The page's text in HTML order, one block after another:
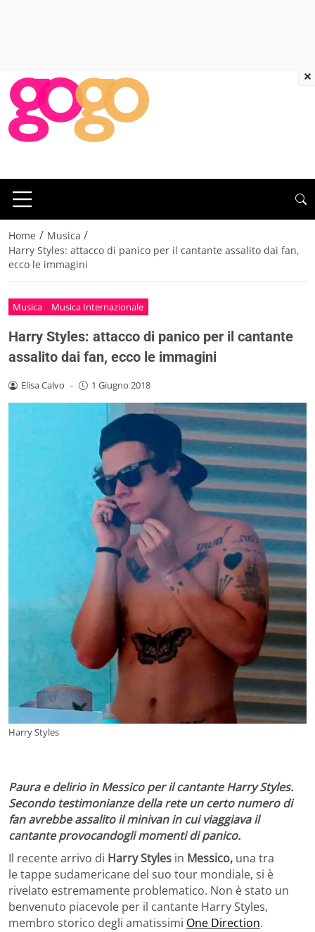
Home / Musica /
Harry Styles: attacco di panico per il cantante assalito dai fan,
ecco le immagini
Musica Musica Internazionale
Harry Styles: attacco di panico per il cantante
assalito dai fan, ecco le immagini
Elisa Calvo - 1 Giugno 2018
Harry Styles
Paura e delirio in Messico per il cantante Harry Styles.
Secondo testimonianze della rete un certo numero di
fan avrebbe assalito il minivan in cui viaggiava il
cantante provocandogli momenti di panico.
Il recente arrivo di Harry Styles in Messico, una tra
le tappe sudamericane del suo tour mondiale, si è
rivelato estremamente problematico. Non è stato un
benvenuto piacevole per il cantante Harry Styles,
membro storico degli amatissimi One Direction.
×